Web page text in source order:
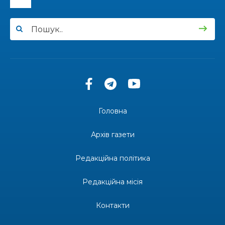
12:00
11:34
Частина ВПО більше не отримає житловий
Бахмутська молодь досліджує Полтаву
Солдат Ігор Ігорович Кравець, позивний
держава досі провалює
Майстер-клас «Троянди» для юних бахмутян
Головна
Архів газети
Редакційна політика
Редакційна місія
Контакти